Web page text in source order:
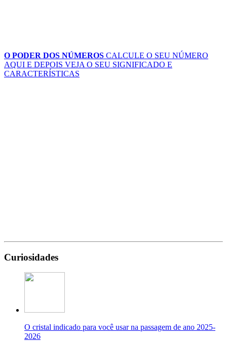
O PODER DOS NÚMEROS CALCULE O SEU NÚMERO
AQUI E DEPOIS VEJA O SEU SIGNIFICADO E
CARACTERÍSTICAS
Curiosidades
O cristal indicado para você usar na passagem de ano 2025-
2026